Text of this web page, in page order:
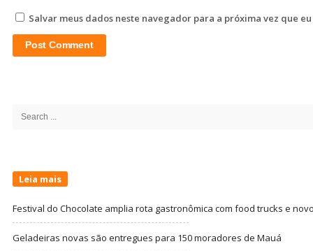
Salvar meus dados neste navegador para a próxima vez que
Search
Leia mais
Festival do Chocolate amplia rota gastronômica com food trucks e
Geladeiras novas são entregues para 150 moradores de Mauá